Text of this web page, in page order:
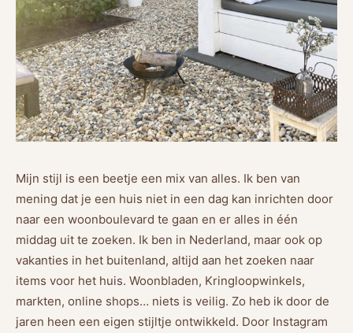
Mijn stijl is een beetje een mix van alles. Ik ben van
mening dat je een huis niet in een dag kan inrichten door
naar een woonboulevard te gaan en er alles in één
middag uit te zoeken. Ik ben in Nederland, maar ook op
vakanties in het buitenland, altijd aan het zoeken naar
items voor het huis. Woonbladen, Kringloopwinkels,
markten, online shops… niets is veilig. Zo heb ik door de
jaren heen een eigen stijltje ontwikkeld. Door Instagram